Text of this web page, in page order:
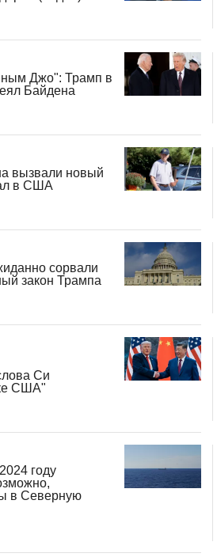
Джо": Трамп в
Байдена
вызвали новый
в США
сорвали
закон Трампа
Си
США"
году
в Северную